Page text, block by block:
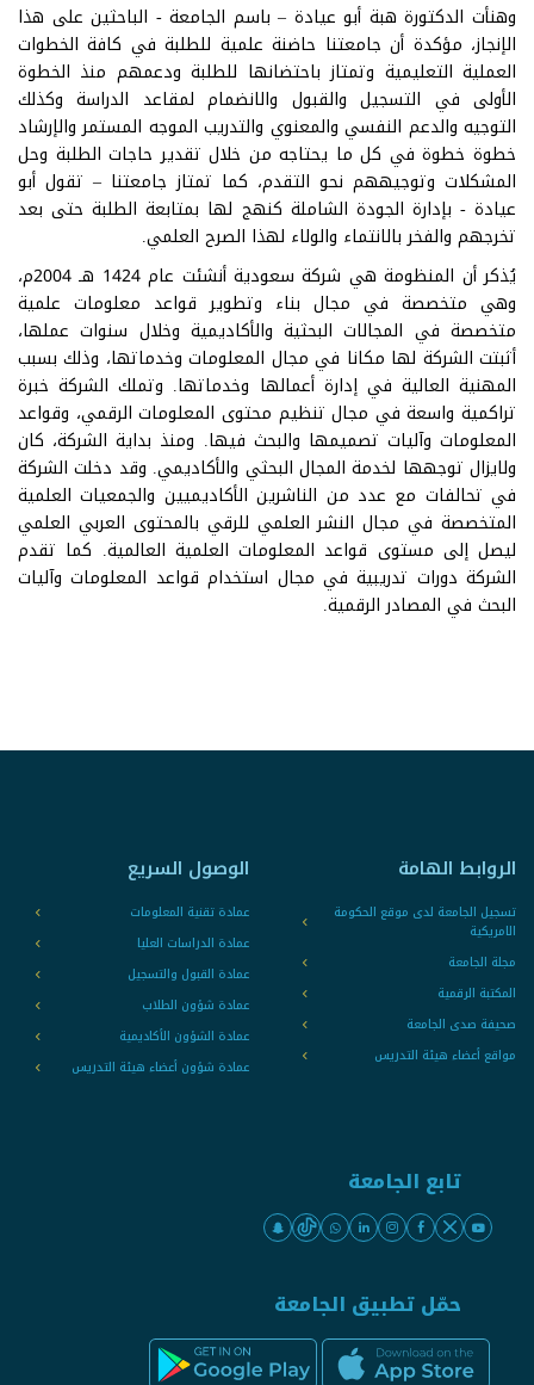
وهنأت الدكتورة هبة أبو عيادة – باسم الجامعة - الباحثين على هذا
الإنجاز، مؤكدة أن جامعتنا حاضنة علمية للطلبة في كافة الخطوات
العملية التعليمية وتمتاز باحتضانها للطلبة ودعمهم منذ الخطوة
الأولى في التسجيل والقبول والانضمام لمقاعد الدراسة وكذلك
التوجيه والدعم النفسي والمعنوي والتدريب الموجه المستمر والإرشاد
خطوة خطوة في كل ما يحتاجه من خلال تقدير حاجات الطلبة وحل
المشكلات وتوجيههم نحو التقدم، كما تمتاز جامعتنا – تقول أبو
عيادة - بإدارة الجودة الشاملة كنهج لها بمتابعة الطلبة حتى بعد
تخرجهم والفخر بالانتماء والولاء لهذا الصرح العلمي.
يُذكر أن المنظومة هي شركة سعودية أنشئت عام 1424 هـ 2004م،
وهي متخصصة في مجال بناء وتطوير قواعد معلومات علمية
متخصصة في المجالات البحثية والأكاديمية وخلال سنوات عملها،
أثبتت الشركة لها مكانا في مجال المعلومات وخدماتها، وذلك بسبب
المهنية العالية في إدارة أعمالها وخدماتها. وتملك الشركة خبرة
تراكمية واسعة في مجال تنظيم محتوى المعلومات الرقمي، وقواعد
المعلومات وآليات تصميمها والبحث فيها. ومنذ بداية الشركة، كان
ولايزال توجهها لخدمة المجال البحثي والأكاديمي. وقد دخلت الشركة
في تحالفات مع عدد من الناشرين الأكاديميين والجمعيات العلمية
المتخصصة في مجال النشر العلمي للرقي بالمحتوى العربي العلمي
ليصل إلى مستوى قواعد المعلومات العلمية العالمية. كما تقدم
الشركة دورات تدريبية في مجال استخدام قواعد المعلومات وآليات
البحث في المصادر الرقمية.
الروابط الهامة
تسجيل الجامعة لدى موقع الحكومة
الامريكية
مجلة الجامعة
المكتبة الرقمية
صحيفة صدى الجامعة
مواقع أعضاء هيئة التدريس
الوصول السريع
عمادة تقنية المعلومات
عمادة الدراسات العليا
عمادة القبول والتسجيل
عمادة شؤون الطلاب
عمادة الشؤون الأكاديمية
عمادة شؤون أعضاء هيئة التدريس
تابع الجامعة
حمّل تطبيق الجامعة